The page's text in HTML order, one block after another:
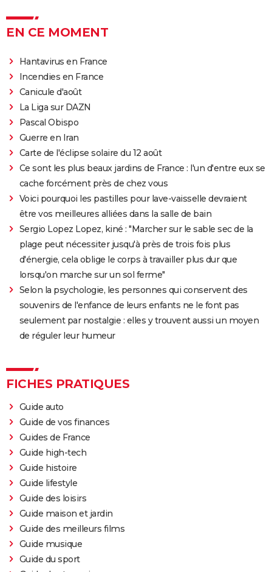
EN CE MOMENT
Hantavirus en France
Incendies en France
Canicule d'août
La Liga sur DAZN
Pascal Obispo
Guerre en Iran
Carte de l'éclipse solaire du 12 août
Ce sont les plus beaux jardins de France : l'un d'entre eux se
cache forcément près de chez vous
Voici pourquoi les pastilles pour lave-vaisselle devraient
être vos meilleures alliées dans la salle de bain
Sergio Lopez Lopez, kiné : "Marcher sur le sable sec de la
plage peut nécessiter jusqu'à près de trois fois plus
d'énergie, cela oblige le corps à travailler plus dur que
lorsqu'on marche sur un sol ferme"
Selon la psychologie, les personnes qui conservent des
souvenirs de l'enfance de leurs enfants ne le font pas
seulement par nostalgie : elles y trouvent aussi un moyen
de réguler leur humeur
FICHES PRATIQUES
Guide auto
Guide de vos finances
Guides de France
Guide high-tech
Guide histoire
Guide lifestyle
Guide des loisirs
Guide maison et jardin
Guide des meilleurs films
Guide musique
Guide du sport